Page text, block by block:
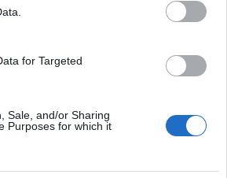
for Targeted
Sale, and/or Sharing
Purposes for which it
όλες τις ειδήσεις!